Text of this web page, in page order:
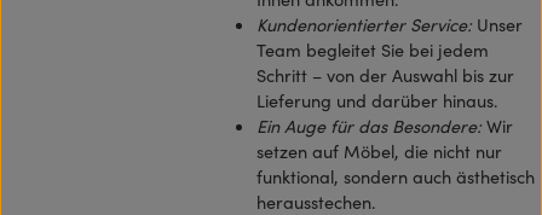
Kundenorientierter Service: Unser
Team begleitet Sie bei jedem
Schritt – von der Auswahl bis zur
Lieferung und darüber hinaus.
Ein Auge für das Besondere: Wir
setzen auf Möbel, die nicht nur
funktional, sondern auch ästhetisch
herausstechen.